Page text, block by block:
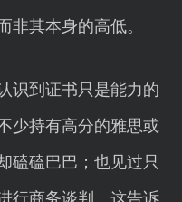
非其本身的高低。
识到证书只是能力的
少持有高分的雅思或
磕磕巴巴；也见过只
行商务谈判。这告诉